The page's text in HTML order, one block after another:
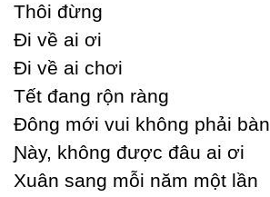
Thôi đừng
Đi về ai ơi
Đi về ai chơi
Tết đang rộn ràng
Đông mới vui không phải bàn
Ɲàу, không được đâu ai ơi
Xuân sang mỗi năm một lần